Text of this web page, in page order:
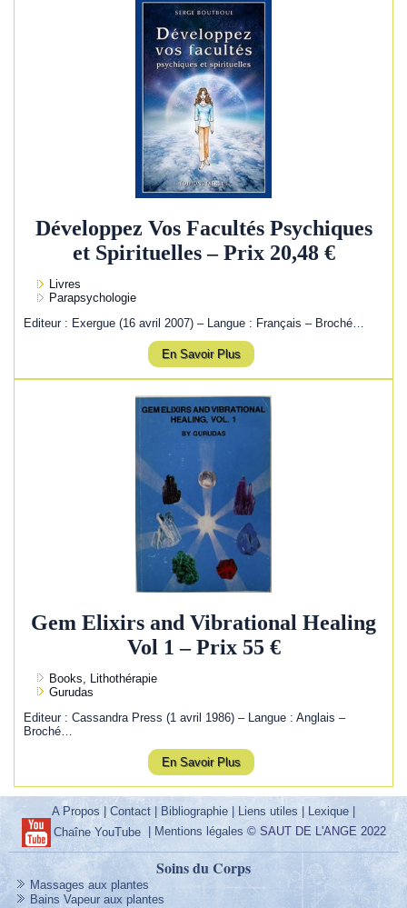
Développez Vos Facultés Psychiques
et Spirituelles – Prix 20,48 €
Livres
Parapsychologie
Editeur : Exergue (16 avril 2007) – Langue : Français – Broché…
En Savoir Plus
Gem Elixirs and Vibrational Healing
Vol 1 – Prix 55 €
Books, Lithothérapie
Gurudas
Editeur : Cassandra Press (1 avril 1986) – Langue : Anglais –
Broché…
En Savoir Plus
A Propos |Contact | Bibliographie | Liens utiles| Lexique |
Chaîne YouTube| Mentions légales © SAUT DE L'ANGE 2022
Soins du Corps
Massages aux plantes
Bains Vapeur aux plantes